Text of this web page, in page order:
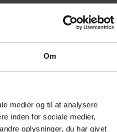
Om
medier og til at analysere
inden for sociale medier,
oplysninger, du har givet